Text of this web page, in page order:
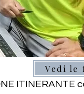
Vedi le
ITINERANTE